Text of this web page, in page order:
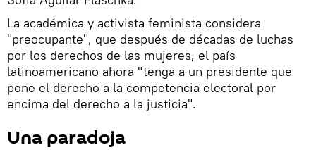
La académica y activista feminista considera
"preocupante", que después de décadas de luchas
por los derechos de las mujeres, el país
latinoamericano ahora "tenga a un presidente que
pone el derecho a la competencia electoral por
encima del derecho a la justicia".
Una paradoja